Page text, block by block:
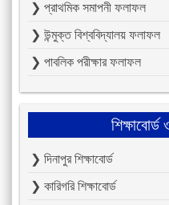
❯ প্রাথমিক সমাপনী ফলাফল
❯ উন্মুক্ত বিশ্ববিদ্যালয় ফলাফল
❯ পাবলিক পরীক্ষার ফলাফল
❯ দিনাপুর শিক্ষাবোর্ড
❯ কারিগরি শিক্ষাবোর্ড